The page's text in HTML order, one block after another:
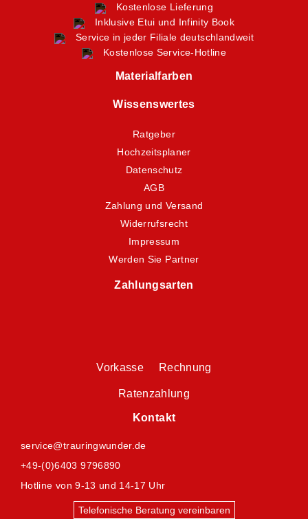
Kostenlose Lieferung
Inklusive Etui und Infinity Book
Service in jeder Filiale deutschlandweit
Kostenlose Service-Hotline
Materialfarben
Wissenswertes
Ratgeber
Hochzeitsplaner
Datenschutz
AGB
Zahlung und Versand
Widerrufsrecht
Impressum
Werden Sie Partner
Zahlungsarten
Vorkasse Rechnung
Ratenzahlung
Kontakt
service@trauringwunder.de
+49-(0)6403 9796890
Hotline von 9-13 und 14-17 Uhr
Telefonische Beratung vereinbaren